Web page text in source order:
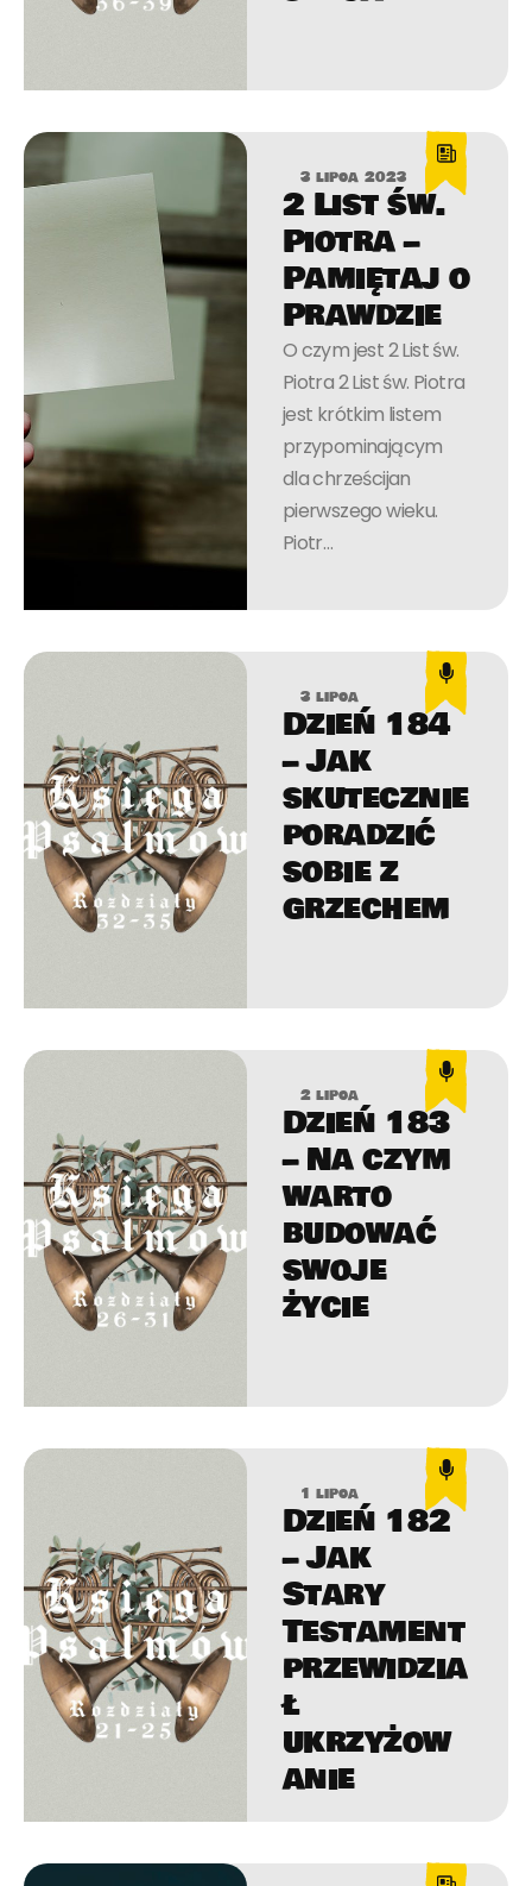
3 lipca 2023
2 List św.
Piotra –
Pamiętaj o
Prawdzie
O czym jest 2 List św.
Piotra 2 List św. Piotra
jest krótkim listem
przypominającym
dla chrześcijan
pierwszego wieku.
Piotr…
3 lipca
Dzień 184
– Jak
skutecznie
poradzić
sobie z
grzechem
2 lipca
Dzień 183
– Na czym
warto
budować
swoje
życie
1 lipca
Dzień 182
– Jak
Stary
Testament
przewidzia
ł
ukrzyżow
anie